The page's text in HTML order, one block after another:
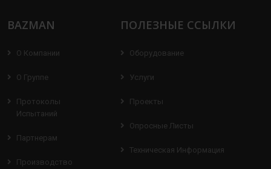
BAZMAN
О Компании
О Группе
Протоколы
Испытаний
Партнерам
Производство
ПОЛЕЗНЫЕ ССЫЛКИ
Оборудование
Услуги
Проекты
Опросные Листы
Техническая Информация